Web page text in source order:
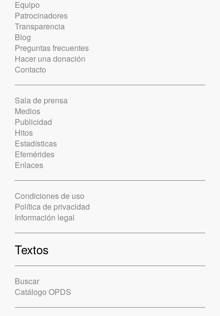
Equipo
Patrocinadores
Transparencia
Blog
Preguntas frecuentes
Hacer una donación
Contacto
Sala de prensa
Medios
Publicidad
Hitos
Estadísticas
Efemérides
Enlaces
Condiciones de uso
Política de privacidad
Información legal
Textos
Buscar
Catálogo OPDS